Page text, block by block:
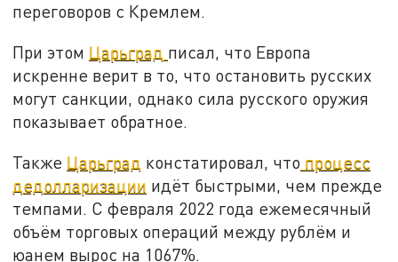
переговоров с Кремлем.
При этом Царьград писал, что Европа
искренне верит в то, что остановить русских
могут санкции, однако сила русского оружия
показывает обратное.
Также Царьград констатировал, что процесс
дедолларизации идёт быстрыми, чем прежде
темпами. С февраля 2022 года ежемесячный
объём торговых операций между рублём и
юанем вырос на 1067%.